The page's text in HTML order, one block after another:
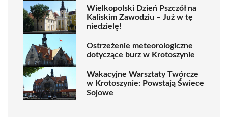
Wielkopolski Dzień Pszczół na
Kaliskim Zawodziu – Już w tę
niedzielę!
Ostrzeżenie meteorologiczne
dotyczące burz w Krotoszynie
Wakacyjne Warsztaty Twórcze
w Krotoszynie: Powstają Świece
Sojowe